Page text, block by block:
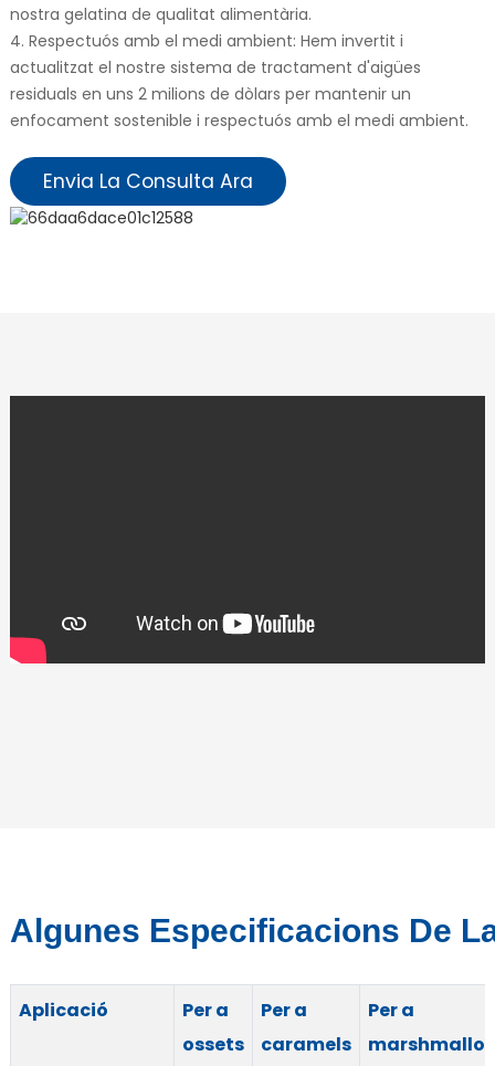
nostra gelatina de qualitat alimentària.
4. Respectuós amb el medi ambient: Hem invertit i
actualitzat el nostre sistema de tractament d'aigües
residuals en uns 2 milions de dòlars per mantenir un
enfocament sostenible i respectuós amb el medi ambient.
Envia La Consulta Ara
Algunes Especificacions De
Aplicació
Per a
ossets
Per a
caramels
Per a